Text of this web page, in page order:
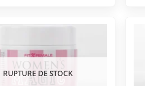
RUPTURE DE STOCK